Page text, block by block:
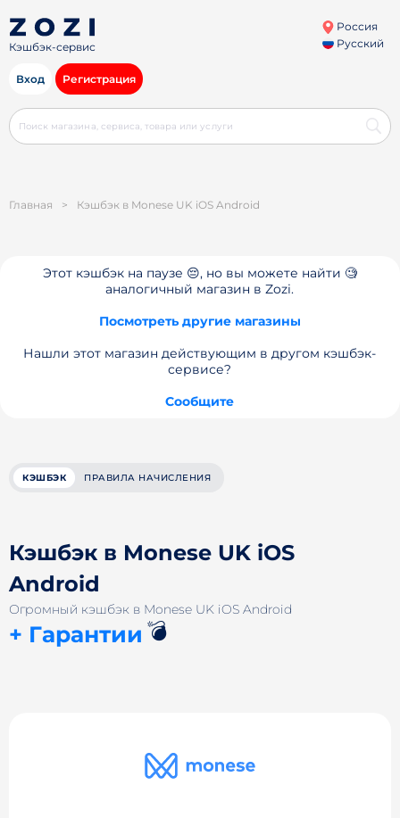
Кэшбэк-сервис
Россия
Русский
Вход Регистрация
Главная > Кэшбэк в Monese UK iOS Android
Этот кэшбэк на паузе 😔, но вы можете найти 🧐
аналогичный магазин в Zozi.
Посмотреть другие магазины
Нашли этот магазин действующим в другом кэшбэк-
сервисе?
Сообщите
КЭШБЭК ПРАВИЛА НАЧИСЛЕНИЯ
Кэшбэк в Monese UK iOS
Android
Огромный кэшбэк в Monese UK iOS Android
+ Гарантии 💣